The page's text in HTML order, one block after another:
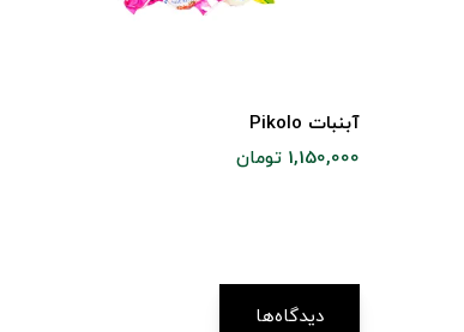
آبنبات Pikolo
1,150,000 تومان
دیدگاه‌ها